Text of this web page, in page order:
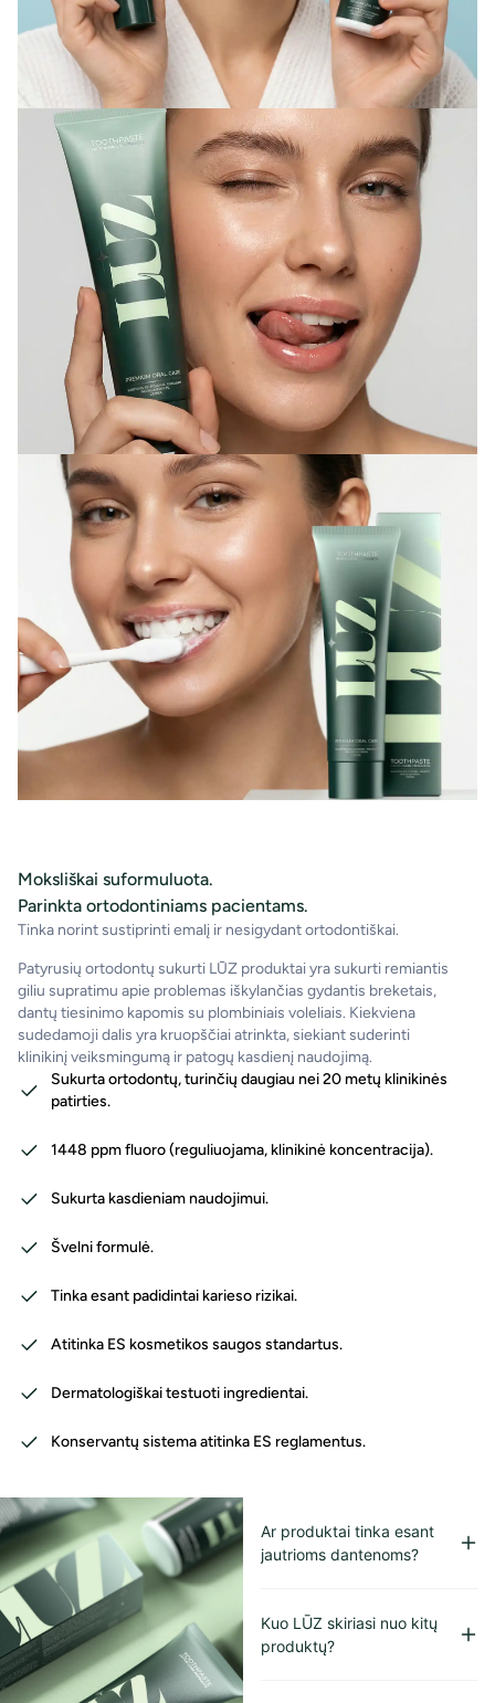
Moksliškai suformuluota.
Parinkta ortodontiniams pacientams.
Tinka norint sustiprinti emalį ir nesigydant ortodontiškai.
Patyrusių ortodontų sukurti LŪZ produktai yra sukurti remiantis
giliu supratimu apie problemas iškylančias gydantis breketais,
dantų tiesinimo kapomis su plombiniais voleliais. Kiekviena
sudedamoji dalis yra kruopščiai atrinkta, siekiant suderinti
klinikinį veiksmingumą ir patogų kasdienį naudojimą.
Sukurta ortodontų, turinčių daugiau nei 20 metų klinikinės
patirties.
1448 ppm fluoro (reguliuojama, klinikinė koncentracija).
Sukurta kasdieniam naudojimui.
Švelni formulė.
Tinka esant padidintai karieso rizikai.
Atitinka ES kosmetikos saugos standartus.
Dermatologiškai testuoti ingredientai.
Konservantų sistema atitinka ES reglamentus.
Ar produktai tinka esant
jautrioms dantenoms?
Kuo LŪZ skiriasi nuo kitų
produktų?